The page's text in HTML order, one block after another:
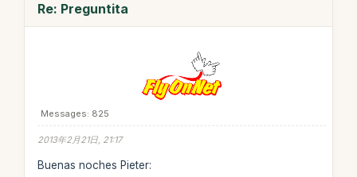
Re: Preguntita
Messages: 825
2013年2月21日, 21:17
Buenas noches Pieter: